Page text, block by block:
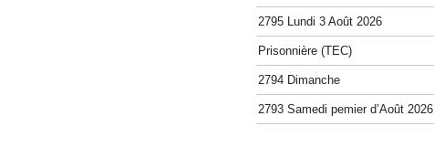
2795 Lundi 3 Août 2026
Prisonnière (TEC)
2794 Dimanche
2793 Samedi pemier d’Août 2026